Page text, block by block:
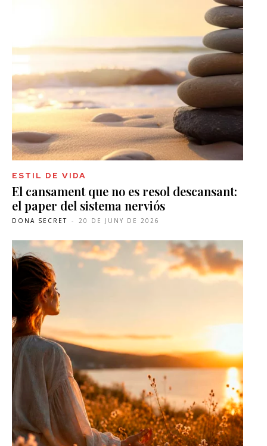
ESTIL DE VIDA
El cansament que no es resol descansant:
el paper del sistema nerviós
DONA SECRET - 20 DE JUNY DE 2026